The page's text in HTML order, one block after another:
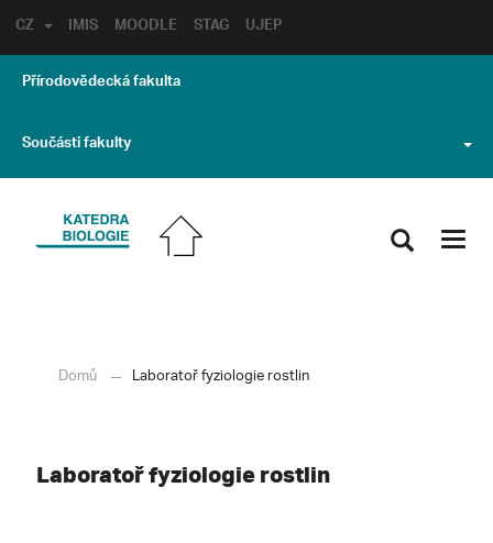
IMIS MOODLE STAG UJEP
CZ
Přírodovědecká fakulta
Součásti fakulty
Domů Laboratoř fyziologie rostlin
Laboratoř fyziologie rostlin